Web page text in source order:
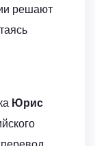
решают
Юрис